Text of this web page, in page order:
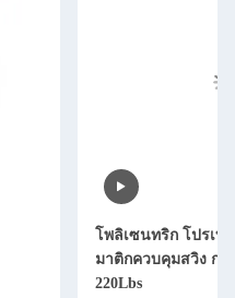
โพลิเซนทริก โปรเท
มาติกควบคุมสวิง กา
220Lbs